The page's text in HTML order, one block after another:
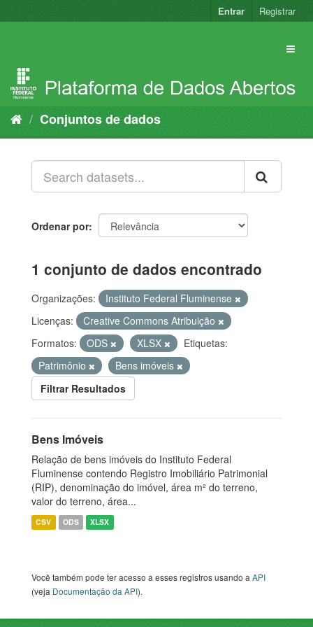
para
Entrar Registrar
Conjuntos de dados
Ordenar por
1 conjunto de dados encontrado
Organizações:
Instituto Federal Fluminense
Licenças:
Creative Commons Atribuição
Formatos:
ODS XLSX
Etiquetas:
Patrimônio
Bens imóveis
Filtrar Resultados
Bens Imóveis
Relação de bens imóveis do Instituto Federal
Fluminense contendo Registro Imobiliário Patrimonial
(RIP), denominação do imóvel, área m² do terreno,
valor do terreno, área...
CSV ODS XLSX
Você também pode ter acesso a esses registros usando aAPI
(veja Documentação da API).